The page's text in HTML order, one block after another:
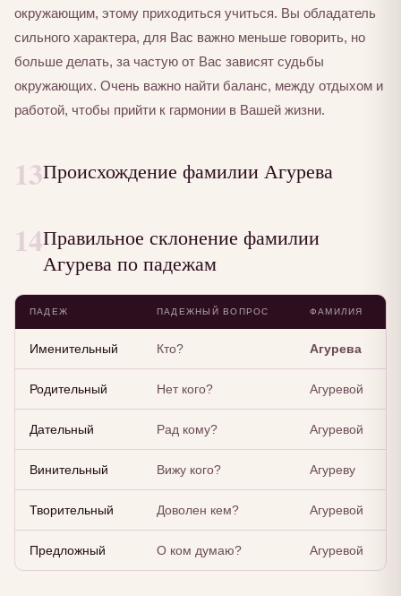
окружающим, этому приходиться учиться. Вы обладатель
сильного характера, для Вас важно меньше говорить, но
больше делать, за частую от Вас зависят судьбы
окружающих. Очень важно найти баланс, между отдыхом и
работой, чтобы прийти к гармонии в Вашей жизни.
13Происхождение фамилии Агурева
14Правильное склонение фамилии
Агурева по падежам
ПАДЕЖ ПАДЕЖНЫЙ ВОПРОС ФАМИЛИЯ
Именительный Кто? Агурева
Родительный Нет кого? Агуревой
Дательный Рад кому? Агуревой
Винительный Вижу кого? Агуреву
Творительный Доволен кем? Агуревой
Предложный О ком думаю? Агуревой